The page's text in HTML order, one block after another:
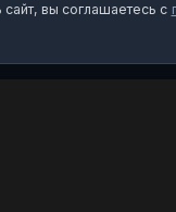
вы соглашаетесь с